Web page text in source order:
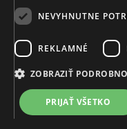
zároveň
INFORMÁCIE
NEVYHNUTNE
REKLAMNÉ
ZOBRAZIŤ
PRIJAŤ VŠETKO